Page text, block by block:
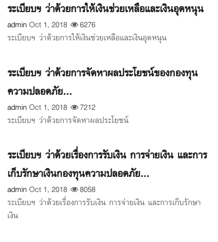
ระเบียบฯ ว่าด้วยการให้เงินช่วยเหลือและเงินอุดหนุน
adminOct 1, 2018
6276
ระเบียบฯ ว่าด้วยการให้เงินช่วยเหลือและเงินอุดหนุน
ระเบียบฯ ว่าด้วยการจัดหาผลประโยชน์ของกองทุน
ความปลอดภัย...
adminOct 1, 2018
7212
ระเบียบฯ ว่าด้วยการจัดหาผลประโยชน์
ระเบียบฯ ว่าด้วยเรื่องการรับเงิน การจ่ายเงิน และการ
เก็บรักษาเงินกองทุนความปลอดภัย...
adminOct 1, 2018
8058
ระเบียบฯ ว่าด้วยเรื่องการรับเงิน การจ่ายเงิน และการเก็บรักษา
เงิน